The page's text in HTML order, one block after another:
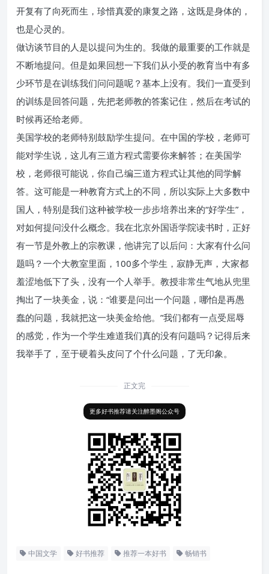
开复有了向死而生，珍惜真爱的康复之路，这既是身体的，
也是心灵的。
做访谈节目的人是以提问为生的。我做的最重要的工作就是
不断地提问。但是如果回想一下我们从小受的教育当中有多
少环节是在训练我们问问题呢？基本上没有。我们一直受到
的训练是回答问题，先把老师教的答案记住，然后在考试的
时候再还给老师。
美国学校的老师特别鼓励学生提问。在中国的学校，老师可
能对学生说，这儿有三道方程式需要你来解答；在美国学
校，老师很可能说，你自己编三道方程式让其他的同学解
答。这可能是一种教育方式上的不同，所以实际上大多数中
国人，特别是我们这种被学校一步步培养出来的“好学生”，
对如何提问没什么概念。我在北京外国语学院读书时，正好
有一节是外教上的宗教课，他讲完了以后问：大家有什么问
题吗？一个大教室里面，100多个学生，寂静无声，大家都
羞涩地低下了头，没有一个人举手。教授非常生气地从兜里
掏出了一块美金，说：“谁要是问出一个问题，哪怕是再愚
蠢的问题，我就把这一块美金给他。”我们都有一点受屈辱
的感觉，作为一个学生难道我们真的没有问题吗？记得后来
我举手了，至于硬着头皮问了个什么问题，了无印象。
正文完
更多好书推荐请关注醉墨阁公众号
中国文学 好书推荐 推荐一本好书 畅销书